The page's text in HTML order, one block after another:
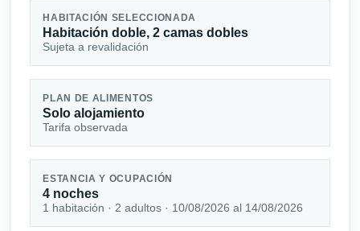
HABITACIÓN SELECCIONADA
Habitación doble, 2 camas dobles
Sujeta a revalidación
PLAN DE ALIMENTOS
Solo alojamiento
Tarifa observada
ESTANCIA Y OCUPACIÓN
4 noches
1 habitación · 2 adultos · 10/08/2026 al 14/08/2026